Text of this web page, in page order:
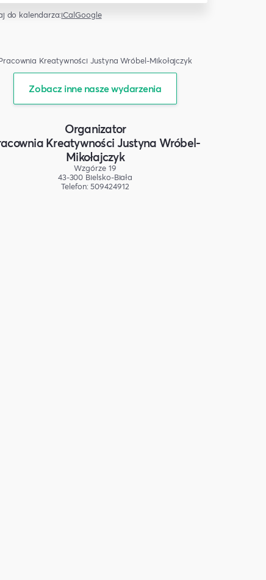
do kalendarza:iCalGoogle
Kreatywności Justyna Wróbel-Mikołajczyk
Zobacz inne nasze wydarzenia
Organizator
Kreatywności Justyna Wróbel-
Mikołajczyk
Wzgórze 19
43-300 Bielsko-Biała
Telefon: 509424912